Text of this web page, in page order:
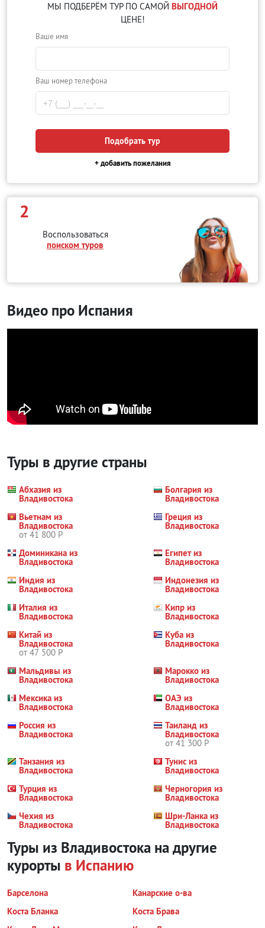
МЫ ПОДБЕРЁМ ТУР ПО САМОЙ ВЫГОДНОЙ
ЦЕНЕ!
Ваше имя
Ваш номер телефона
Подобрать тур
+ добавить пожелания
2
Воспользоваться
поиском туров
Видео про Испания
Туры в другие страны
Абхазия из
Владивостока
Болгария из
Владивостока
Вьетнам из
Владивостока
от 41 800 Р
Греция из
Владивостока
Доминикана из
Владивостока
Египет из
Владивостока
Индия из
Владивостока
Индонезия из
Владивостока
Италия из
Владивостока
Кипр из
Владивостока
Китай из
Владивостока
от 47 500 Р
Куба из
Владивостока
Мальдивы из
Владивостока
Марокко из
Владивостока
Мексика из
Владивостока
ОАЭ из
Владивостока
Россия из
Владивостока
Таиланд из
Владивостока
от 41 300 Р
Танзания из
Владивостока
Тунис из
Владивостока
Турция из
Владивостока
Черногория из
Владивостока
Чехия из
Владивостока
Шри-Ланка из
Владивостока
Туры из Владивостока на другие
курорты в Испанию
Барселона
Канарские о-ва
Коста Бланка
Коста Брава